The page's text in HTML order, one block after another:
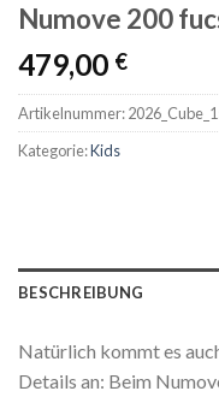
Numove 200
479,00 €
Artikelnummer:
Kategorie:Kids
BESCHREIBUNG
Natürlich kommt es
Details an: Beim